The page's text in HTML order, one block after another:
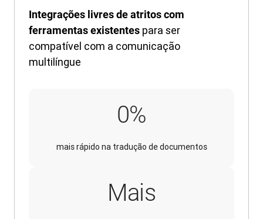
Integrações livres de atritos com
ferramentas existentes para ser
compatível com a comunicação
multilíngue
0%
mais rápido na tradução de documentos
Mais